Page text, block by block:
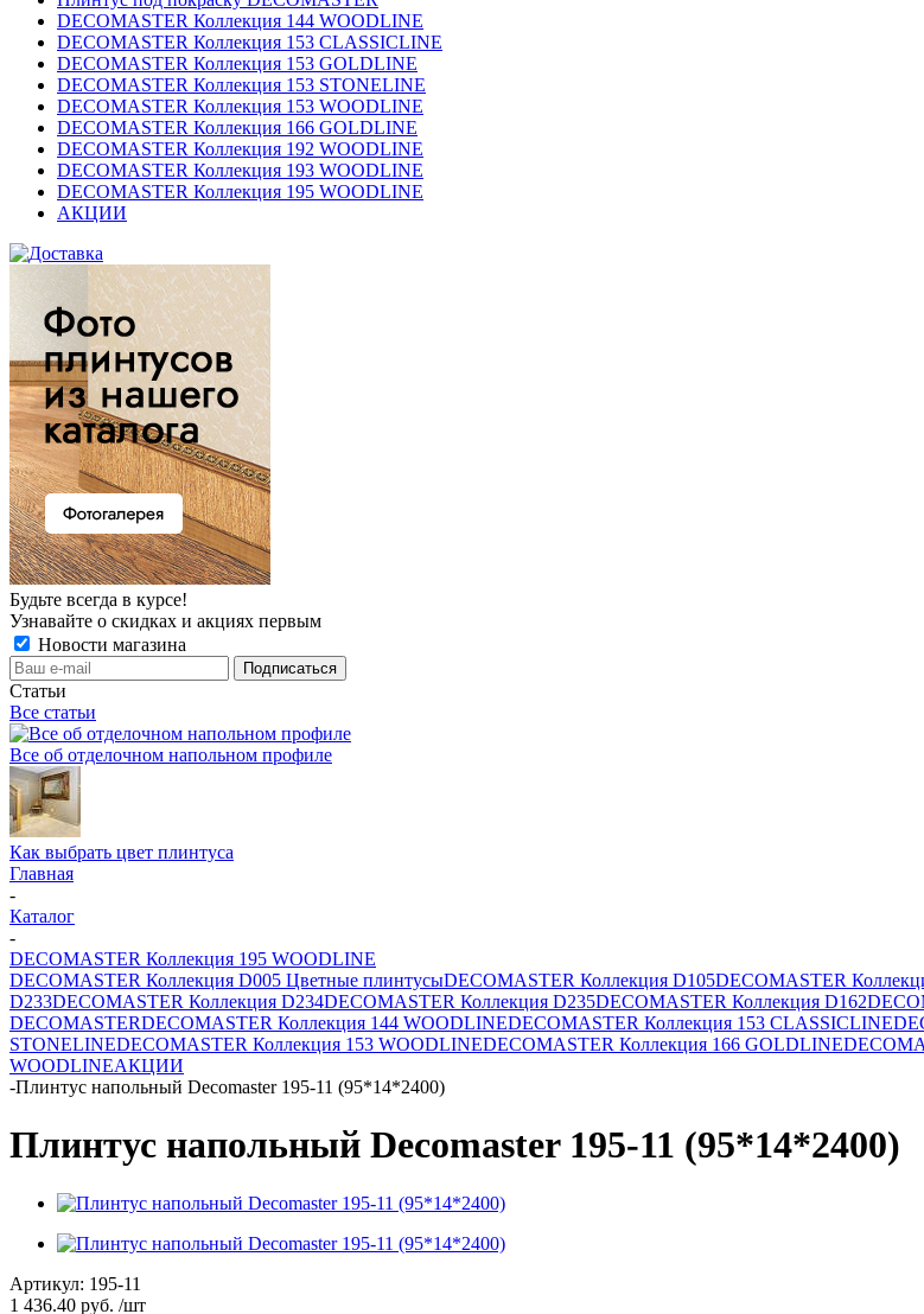
DECOMASTER Коллекция 144 WOODLINE
DECOMASTER Коллекция 153 CLASSICLINE
DECOMASTER Коллекция 153 GOLDLINE
DECOMASTER Коллекция 153 STONELINE
DECOMASTER Коллекция 153 WOODLINE
DECOMASTER Коллекция 166 GOLDLINE
DECOMASTER Коллекция 192 WOODLINE
DECOMASTER Коллекция 193 WOODLINE
DECOMASTER Коллекция 195 WOODLINE
АКЦИИ
Будьте всегда в курсе!
Узнавайте о скидках и акциях первым
Новости магазина
Статьи
Все статьи
Все об отделочном напольном профиле
Как выбрать цвет плинтуса
Главная
-
Каталог
-
DECOMASTER Коллекция 195 WOODLINE
DECOMASTER Коллекция D005 Цветные плинтусыDECOMASTER Коллекция D105DECOMASTER
D233DECOMASTER Коллекция D234DECOMASTER Коллекция D235DECOMASTER Коллекция D162
DECOMASTERDECOMASTER Коллекция 144 WOODLINEDECOMASTER Коллекция 153 CLASSICLINE
STONELINEDECOMASTER Коллекция 153 WOODLINEDECOMASTER Коллекция 166 GOLDLINE
WOODLINEАКЦИИ
-Плинтус напольный Decomaster 195-11 (95*14*2400)
Плинтус напольный Decomaster 195-11 (95*14*2400)
Артикул: 195-11
1 436.40 руб. /шт